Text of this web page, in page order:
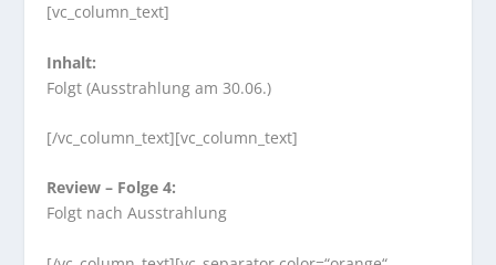
[vc_column_text]
Inhalt:
Folgt (Ausstrahlung am 30.06.)
[/vc_column_text][vc_column_text]
Review – Folge 4:
Folgt nach Ausstrahlung